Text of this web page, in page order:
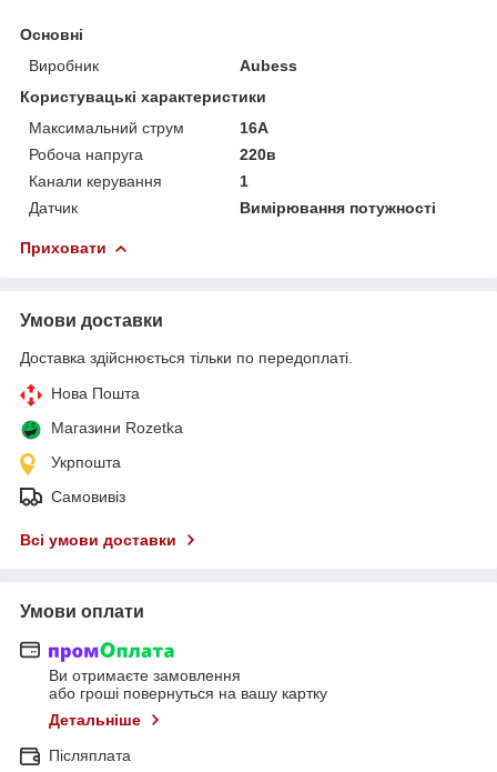
Основні
Виробник
Aubess
Користувацькі характеристики
Максимальний струм
16А
Робоча напруга
220в
Канали керування
1
Датчик
Вимірювання потужності
Приховати
Умови доставки
Доставка здійснюється тільки по передоплаті.
Нова Пошта
Магазини Rozetka
Укрпошта
Самовивіз
Всі умови доставки
Умови оплати
Ви отримаєте замовлення
або гроші повернуться на вашу картку
Детальніше
Післяплата